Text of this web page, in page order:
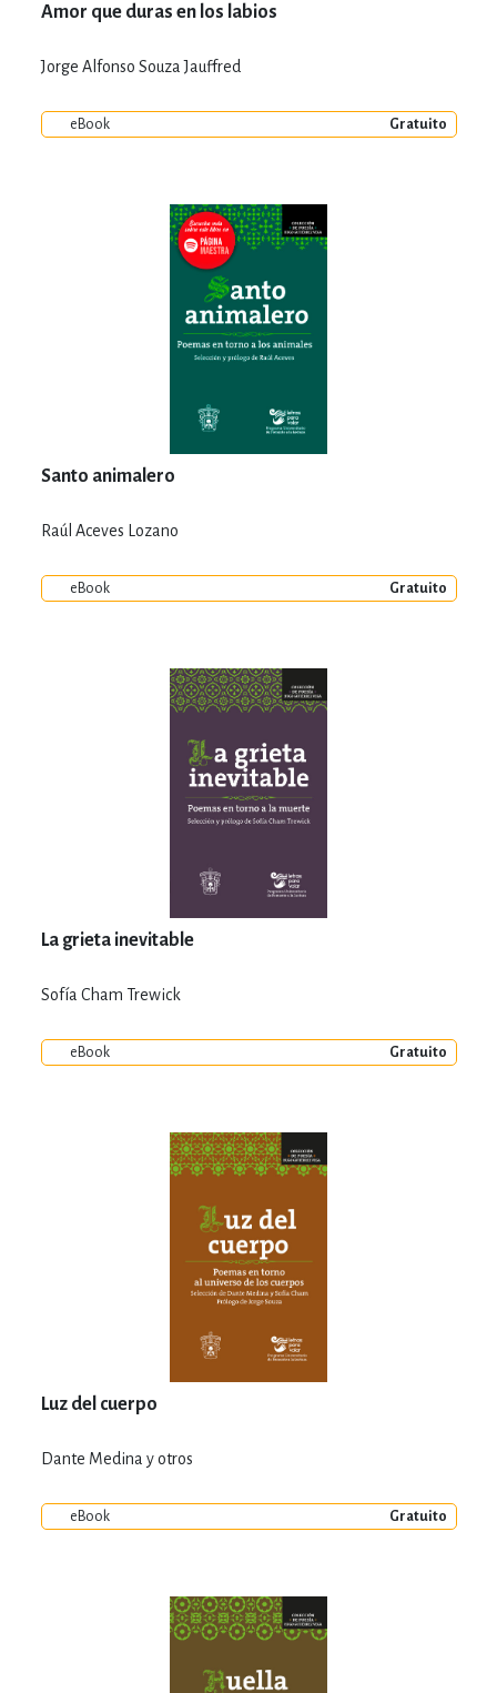
Amor que duras en los labios
Jorge Alfonso Souza Jauffred
eBook Gratuito
Santo animalero
Raúl Aceves Lozano
eBook Gratuito
La grieta inevitable
Sofía Cham Trewick
eBook Gratuito
Luz del cuerpo
Dante Medina y otros
eBook Gratuito